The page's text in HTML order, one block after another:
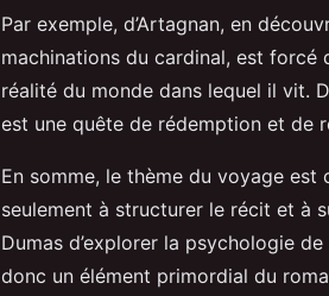
Par exemple, d’Artagnan, en
machinations du cardinal, est forcé
réalité du monde dans lequel il vit.
est une quête de rédemption et de
En somme, le thème du voyage est
seulement à structurer le récit et à
Dumas d’explorer la psychologie
donc un élément primordial du